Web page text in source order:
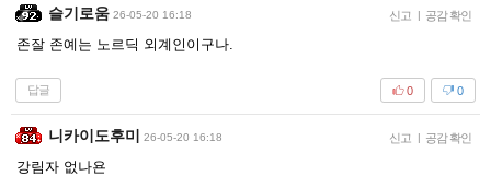
슬기로움 26-05-20 16:18 신고 | 공감 확인
존잘 존예는 노르딕 외계인이구나.
답글 0
0
니카이도후미 26-05-20 16:18 신고 | 공감 확인
강림자 없나욘